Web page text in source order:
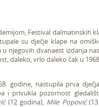
Festival dalmatinskih
su dječje klape na
njegovih dvanaest izdanja
daleko, vrlo daleko čak u
godine, nastupila prva
i privukla pozornost
(12 godina), Mile Popović